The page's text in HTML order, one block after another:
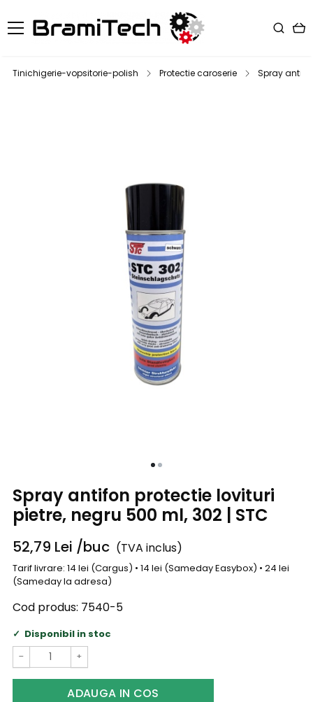
Tinichigerie-vopsitorie-polish Protectie caroserie Spray
Spray antifon protectie lovituri
pietre, negru 500 ml, 302 | STC
52,79 Lei /buc (TVA inclus)
Tarif livrare: 14 lei (Cargus) • 14 lei (Sameday Easybox) • 24 lei
(Sameday la adresa)
Cod produs: 7540-5
Disponibil in stoc
− +
ADAUGA IN COS